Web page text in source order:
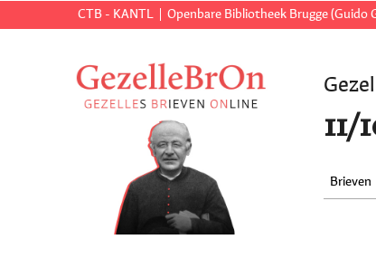
CTB - KANTL Openbare Bibliotheek Brugge (Guido
11/
Brieven